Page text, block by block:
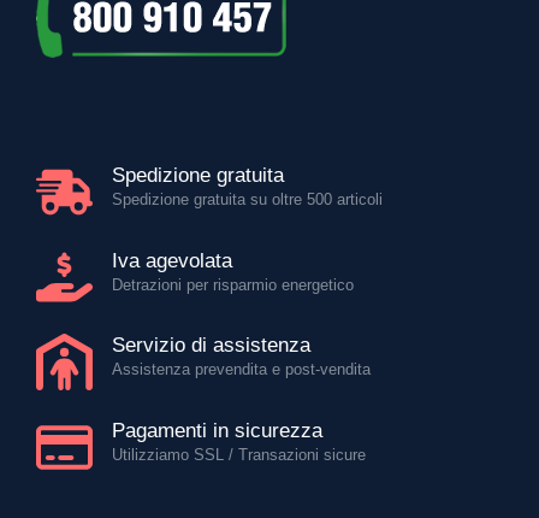
Spedizione gratuita
Spedizione gratuita su oltre 500 articoli
Iva agevolata
Detrazioni per risparmio energetico
Servizio di assistenza
Assistenza prevendita e post-vendita
Pagamenti in sicurezza
Utilizziamo SSL / Transazioni sicure